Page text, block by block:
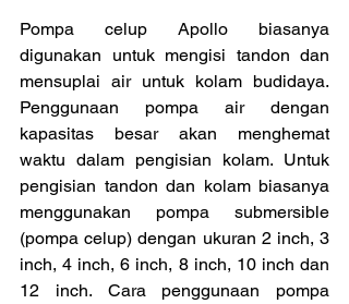
Pompa celup Apollo biasanya
digunakan untuk mengisi tandon dan
mensuplai air untuk kolam budidaya.
Penggunaan pompa air dengan
kapasitas besar akan menghemat
waktu dalam pengisian kolam. Untuk
pengisian tandon dan kolam biasanya
menggunakan pompa submersible
(pompa celup) dengan ukuran 2 inch, 3
inch, 4 inch, 6 inch, 8 inch, 10 inch dan
12 inch. Cara penggunaan pompa